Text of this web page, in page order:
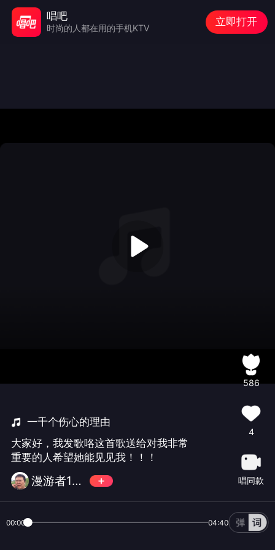
一千个伤心的理由
大家好，我发歌咯这首歌送给对我非常
重要的人希望她能见见我！！！
漫游者123
586
4
唱同款
00:00 04:40
唱吧
时尚的人都在用的手机KTV
立即打开